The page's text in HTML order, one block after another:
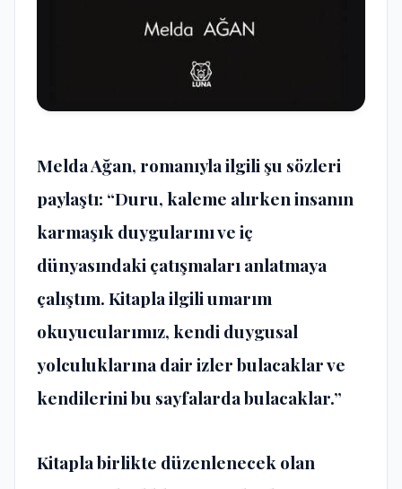
Melda Ağan, romanıyla ilgili şu sözleri
paylaştı: “Duru, kaleme alırken insanın
karmaşık duygularını ve iç
dünyasındaki çatışmaları anlatmaya
çalıştım. Kitapla ilgili umarım
okuyucularımız, kendi duygusal
yolculuklarına dair izler bulacaklar ve
kendilerini bu sayfalarda bulacaklar.”
Kitapla birlikte düzenlenecek olan